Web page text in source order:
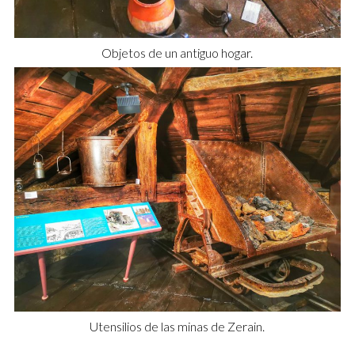
Objetos de un antiguo hogar.
Utensilios de las minas de Zerain.